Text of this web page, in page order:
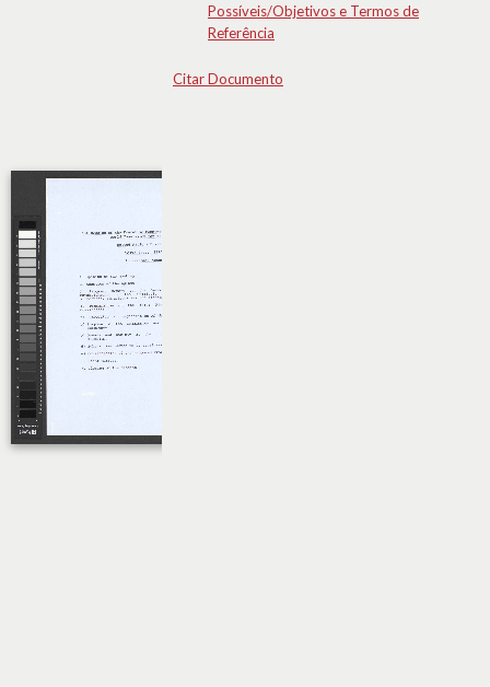
Possíveis/Objetivos e Termos de
Referência
Citar Documento